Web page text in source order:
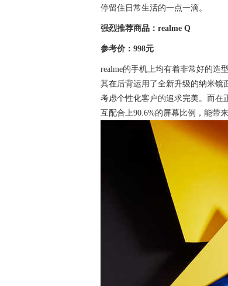
停留住日常生活的一点一滴。
强烈推荐商品：realme Q
参考价：998元
realme的手机上均有着非常好的造
其在后背运用了全新升级的纳米镜
考虑个性化客户的追求完美。而在
互配合上90.6%的屏幕比例，能带